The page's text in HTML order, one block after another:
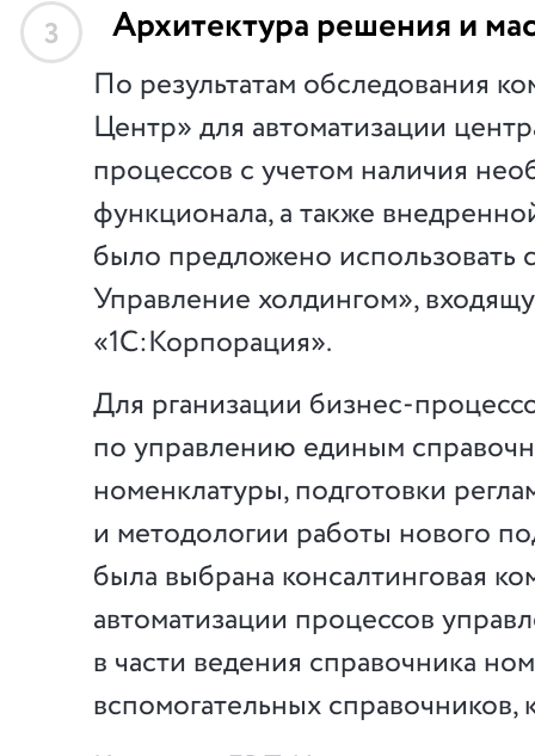
3 Архитектура решения и
По результатам обследования
Центр» для автоматизации
процессов с учетом наличия
функционала, а также
было предложено использовать
Управление холдингом»,
«1С:Корпорация».
Для рганизации бизнес-
по управлению единым
номенклатуры, подготовки
и методологии работы нового
была выбрана консалтинговая
автоматизации процессов
в части ведения справочника
вспомогательных справочников,